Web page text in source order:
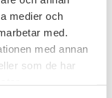
medier och
med.
med annan
som de har